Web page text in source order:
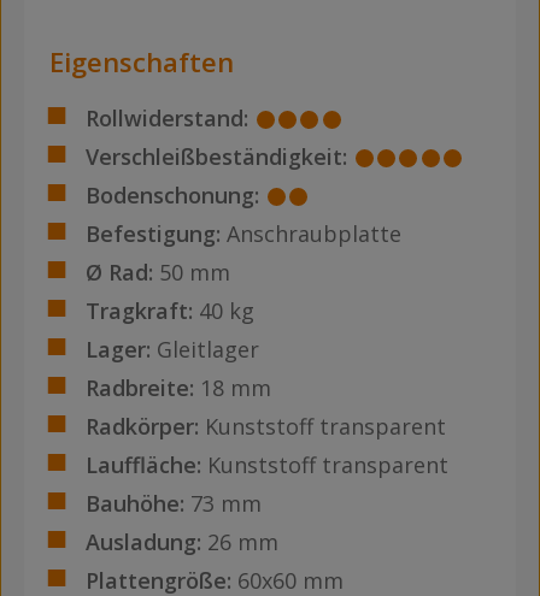
Eigenschaften
Rollwiderstand:
Verschleißbeständigkeit:
Bodenschonung:
Befestigung: Anschraubplatte
Ø Rad: 50 mm
Tragkraft: 40 kg
Lager: Gleitlager
Radbreite: 18 mm
Radkörper: Kunststoff transparent
Lauffläche: Kunststoff transparent
Bauhöhe: 73 mm
Ausladung: 26 mm
Plattengröße: 60x60 mm